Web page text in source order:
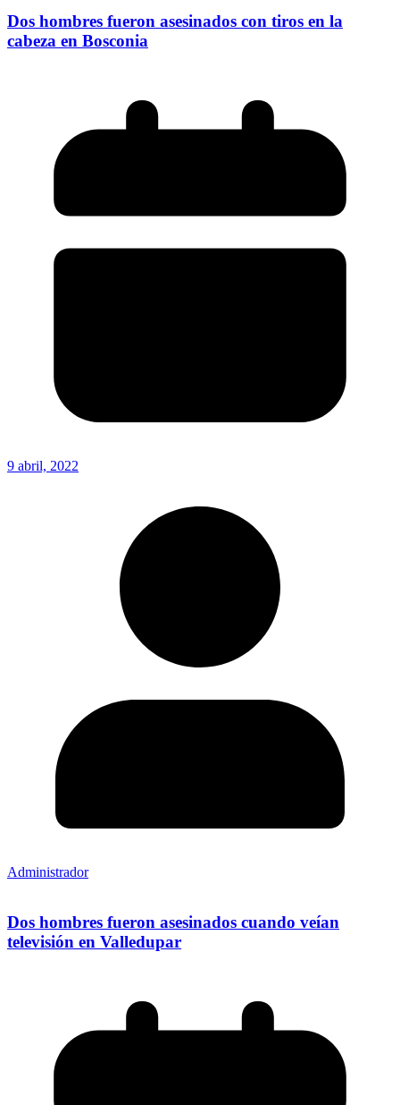
Dos hombres fueron asesinados con tiros en la
cabeza en Bosconia
9 abril, 2022
Administrador
Dos hombres fueron asesinados cuando veían
televisión en Valledupar